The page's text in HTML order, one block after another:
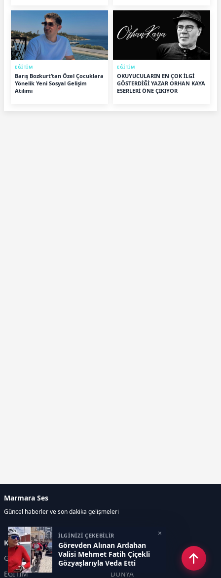
EĞİTİM
Barış Bozkurt’tan Özel Çocuklara
Yönelik Yeni Sosyal Gelişim
Atılımı
EĞİTİM
OKUYUCULARIN EN ÇOK İLGİ
GÖSTERDİĞİ YAZAR ORHAN KAYA
ESERLERİ ÖNE ÇIKIYOR
İLGİNİZİ ÇEKEBİLİR
Görevden Alınan Ardahan
Valisi Mehmet Fatih Çiçekli
Gözyaşlarıyla Veda Etti
×
Marmara Ses
Güncel haberler ve son dakika gelişmeleri
Kategoriler
GÜNDEM
EKONOMİ
EĞİTİM
DÜNYA